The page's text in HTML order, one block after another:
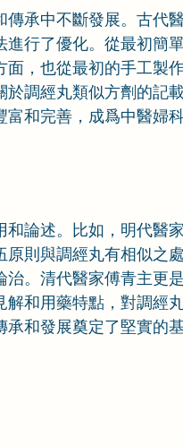
承中不斷發展。古代
行了優化。從最初簡
，也從最初的手工製
調經丸類似方劑的記
和完善，成爲中醫婦
論述。比如，明代醫
則與調經丸有相似之
。清代醫家傅青主更
和用藥特點，對調經
和發展奠定了堅實的基